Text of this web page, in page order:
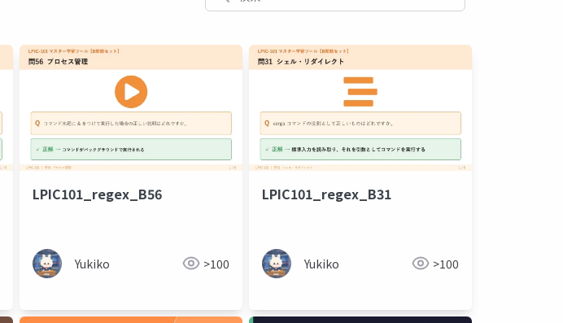
LPIC101_regex_B56
Yukiko >100
LPIC101_regex_B31
Yukiko >100